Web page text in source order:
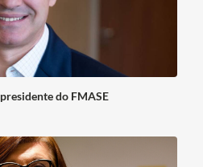
do FMASE